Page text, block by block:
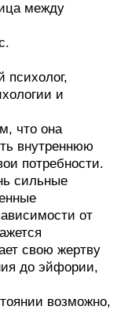
между
психолог,
и
что она
внутреннюю
потребности.
сильные
от
свою жертву
до эйфории,
возможно,